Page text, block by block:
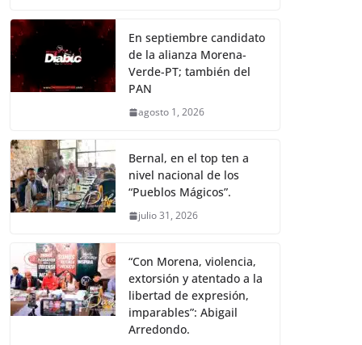
En septiembre candidato
de la alianza Morena-
Verde-PT; también del
PAN
agosto 1, 2026
Bernal, en el top ten a
nivel nacional de los
“Pueblos Mágicos”.
julio 31, 2026
“Con Morena, violencia,
extorsión y atentado a la
libertad de expresión,
imparables”: Abigail
Arredondo.